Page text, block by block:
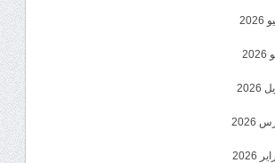
2026
2026
2026